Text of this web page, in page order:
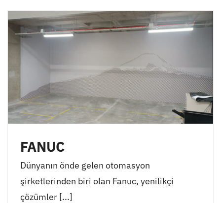
FANUC
Dünyanın önde gelen otomasyon
şirketlerinden biri olan Fanuc, yenilikçi
çözümler [...]